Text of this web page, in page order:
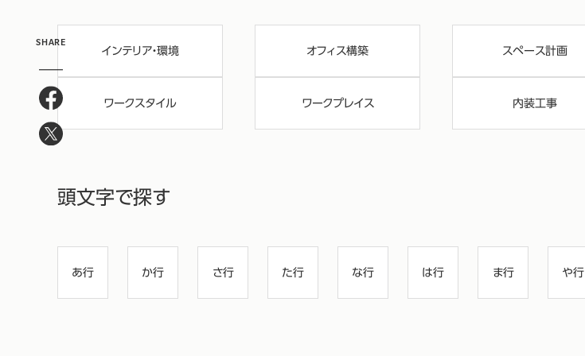
インテリア・環境 オフィス構築 スペース計画
ワークスタイル ワークプレイス 内装工事
頭文字で探す
あ行 か行 さ行 た行 な行 は行 ま行 や行
SHARE